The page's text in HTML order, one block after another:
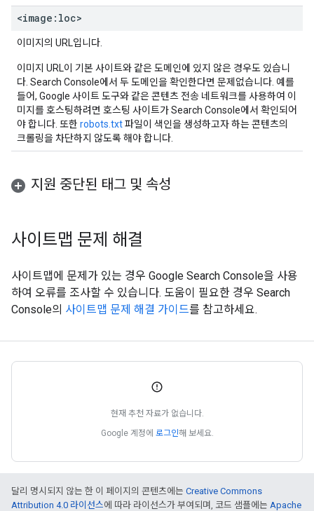
<image:loc>
이미지의 URL입니다.
이미지 URL이 기본 사이트와 같은 도메인에 있지 않은 경우도 있습니
다. Search Console에서 두 도메인을 확인한다면 문제없습니다. 예를
들어, Google 사이트 도구와 같은 콘텐츠 전송 네트워크를 사용하여 이
미지를 호스팅하려면 호스팅 사이트가 Search Console에서 확인되어
야 합니다. 또한 robots.txt파일이 색인을 생성하고자 하는 콘텐츠의
크롤링을 차단하지 않도록 해야 합니다.
지원 중단된 태그 및 속성
사이트맵 문제 해결
사이트맵에 문제가 있는 경우 Google Search Console을 사용
하여 오류를 조사할 수 있습니다. 도움이 필요한 경우 Search
Console의 사이트맵 문제 해결 가이드를 참고하세요.
현재 추천 자료가 없습니다.
Google 계정에 로그인해 보세요.
달리 명시되지 않는 한 이 페이지의 콘텐츠에는 Creative Commons
Attribution 4.0 라이선스에 따라 라이선스가 부여되며, 코드 샘플에는 Apache